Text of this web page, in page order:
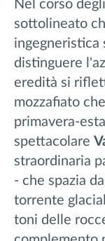
Nel corso
sottolineato
ingegneristica
distinguere
eredità si
mozzafiato
primavera-
spettacolare
straordinaria
- che spazia
torrente
toni delle